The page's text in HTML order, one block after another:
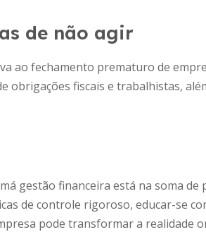
de não agir
ao fechamento prematuro de
obrigações fiscais e trabalhistas,
gestão financeira está na soma
de controle rigoroso, educar-se
pode transformar a realidade